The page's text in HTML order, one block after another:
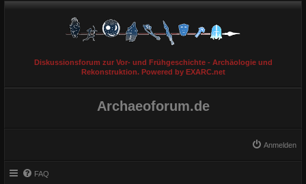
Diskussionsforum zur Vor- und Frühgeschichte - Archäologie und
Rekonstruktion. Powered by EXARC.net
Archaeoforum.de
Anmelden
FAQ